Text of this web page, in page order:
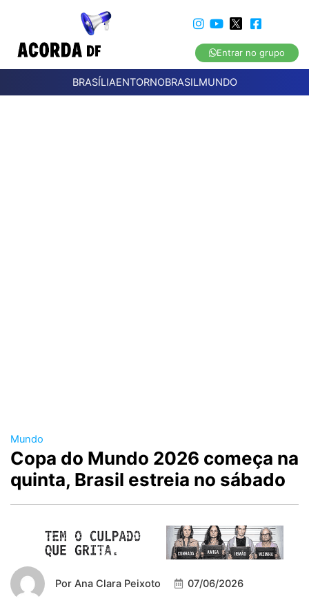
Entrar no grupo
BRASÍLIAENTORNOBRASILMUNDO
Mundo
Copa do Mundo 2026 começa na
quinta, Brasil estreia no sábado
Por Ana Clara Peixoto 07/06/2026